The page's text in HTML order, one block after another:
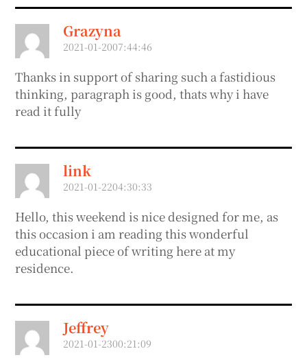
Grazyna
2021-01-2007:44:46
Thanks in support of sharing such a fastidious
thinking, paragraph is good, thats why i have
read it fully
link
2021-01-2204:30:33
Hello, this weekend is nice designed for me, as
this occasion i am reading this wonderful
educational piece of writing here at my
residence.
Jeffrey
2021-01-2300:21:09